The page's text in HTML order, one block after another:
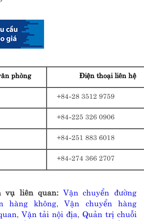
phòng Điện thoại liên hệ
+84-28 3512 9759
+84-225 326 0906
+84-251 883 6018
+84-274 366 2707
vụ liên quan: Vận chuyển đường
hàng không ,Vận chuyển hàng
Vận tải nội địa Quản trị chuỗi